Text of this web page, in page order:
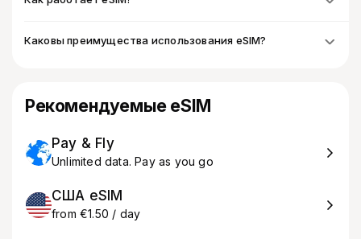
Каковы преимущества использования eSIM?
Рекомендуемые eSIM
Pay & Fly
Unlimited data. Pay as you go
США eSIM
from €1.50 / day